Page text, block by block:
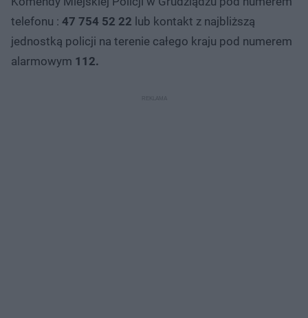
telefonu : 47 754 52 22 lub kontakt z najbliższą
jednostką policji na terenie całego kraju pod numerem
alarmowym 112.